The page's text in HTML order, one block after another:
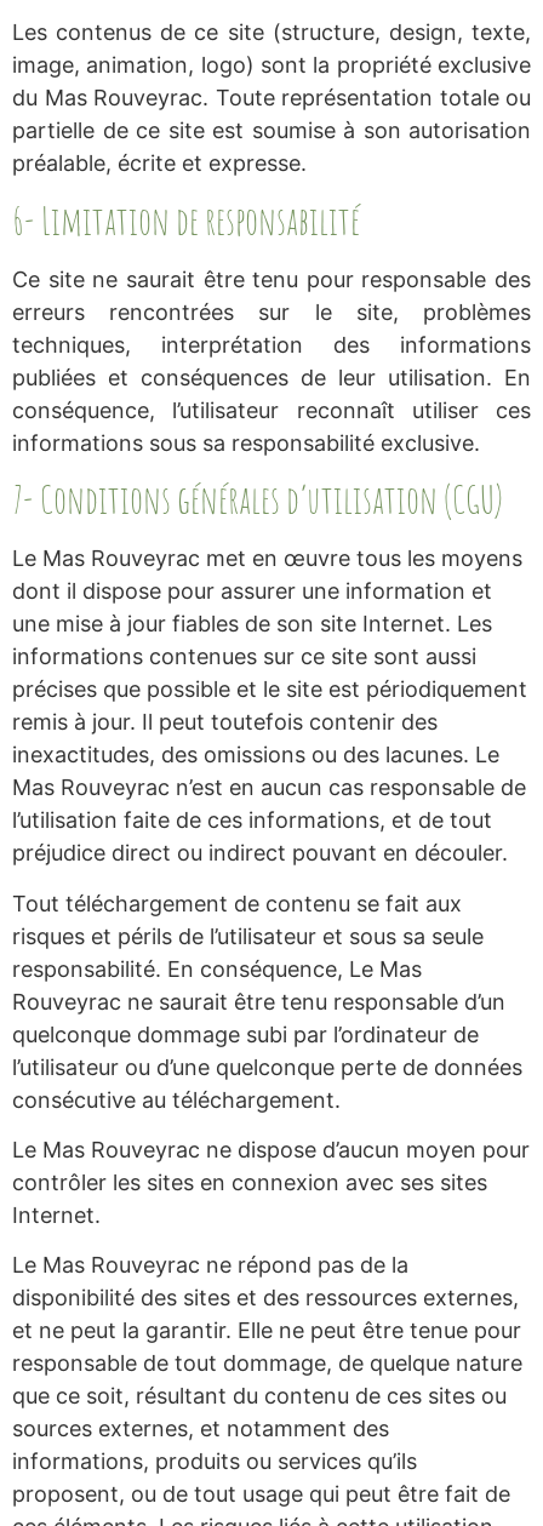
Les contenus de ce site (structure, design, texte,
image, animation, logo) sont la propriété exclusive
du Mas Rouveyrac. Toute représentation totale ou
partielle de ce site est soumise à son autorisation
préalable, écrite et expresse.
6- Limitation de responsabilité
Ce site ne saurait être tenu pour responsable des
erreurs rencontrées sur le site, problèmes
techniques, interprétation des informations
publiées et conséquences de leur utilisation. En
conséquence, l’utilisateur reconnaît utiliser ces
informations sous sa responsabilité exclusive.
7- Conditions générales d’utilisation (CGU)
Le Mas Rouveyrac met en œuvre tous les moyens
dont il dispose pour assurer une information et
une mise à jour fiables de son site Internet. Les
informations contenues sur ce site sont aussi
précises que possible et le site est périodiquement
remis à jour. Il peut toutefois contenir des
inexactitudes, des omissions ou des lacunes. Le
Mas Rouveyrac n’est en aucun cas responsable de
l’utilisation faite de ces informations, et de tout
préjudice direct ou indirect pouvant en découler.
Tout téléchargement de contenu se fait aux
risques et périls de l’utilisateur et sous sa seule
responsabilité. En conséquence, Le Mas
Rouveyrac ne saurait être tenu responsable d’un
quelconque dommage subi par l’ordinateur de
l’utilisateur ou d’une quelconque perte de données
consécutive au téléchargement.
Le Mas Rouveyrac ne dispose d’aucun moyen pour
contrôler les sites en connexion avec ses sites
Internet.
Le Mas Rouveyrac ne répond pas de la
disponibilité des sites et des ressources externes,
et ne peut la garantir. Elle ne peut être tenue pour
responsable de tout dommage, de quelque nature
que ce soit, résultant du contenu de ces sites ou
sources externes, et notamment des
informations, produits ou services qu’ils
proposent, ou de tout usage qui peut être fait de